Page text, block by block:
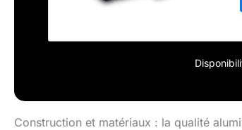
Construction et matériaux : la qualité